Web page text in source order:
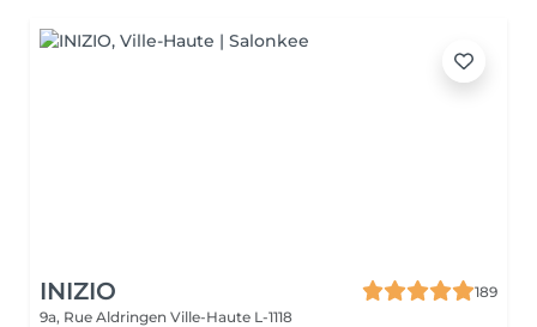
INIZIO
189
9a, Rue Aldringen Ville-Haute L-1118